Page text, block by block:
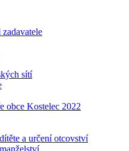
sítí
obce Kostelec 2022
a určení otcovství